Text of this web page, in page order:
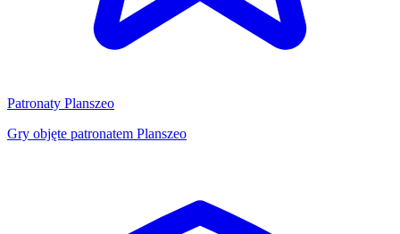
Patronaty Planszeo
Gry objęte patronatem Planszeo